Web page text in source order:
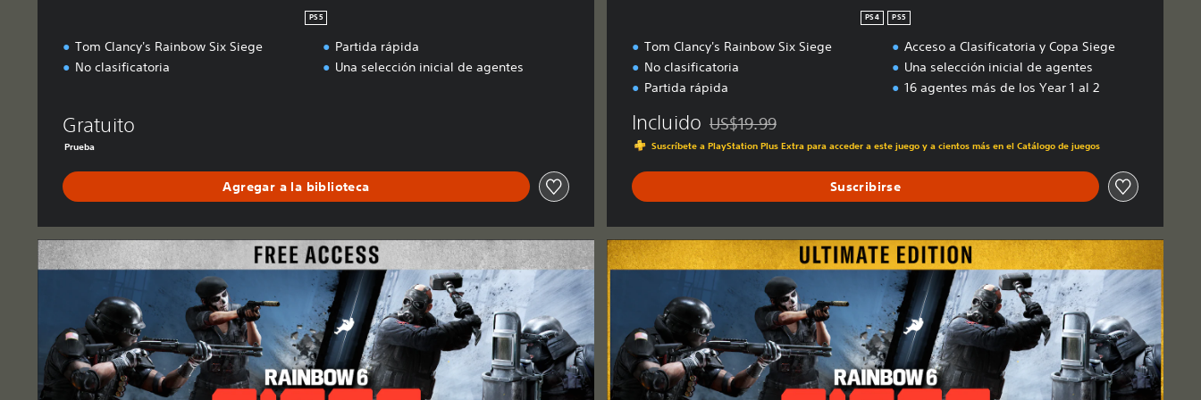
PS5
Tom Clancy's Rainbow Six Siege
No clasificatoria
Partida rápida
Una selección inicial de agentes
Gratuito
Prueba
Agregar a la biblioteca
PS4 PS5
Tom Clancy's Rainbow Six Siege
No clasificatoria
Partida rápida
Acceso a Clasificatoria y Copa Siege
Una selección inicial de agentes
16 agentes más de los Year 1 al 2
Incluido Rebajado del precio original de US$19.99
US$19.99
Suscríbete a PlayStation Plus Extra para acceder a este juego y a cientos más en el Catálogo de juegos
Suscribirse
F
r
e
U
l
a
t
e